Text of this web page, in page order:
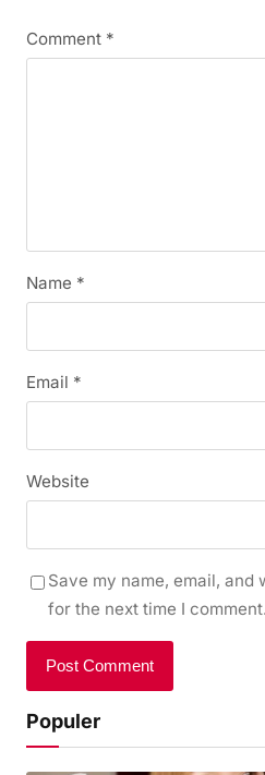
Comment *
Name *
Email *
Website
Save my name, email, and
for the next time I comment.
Populer